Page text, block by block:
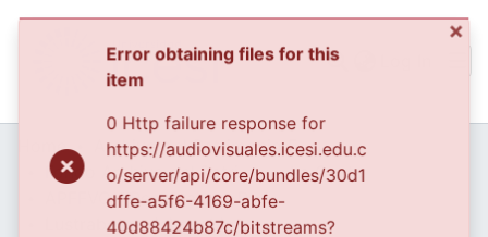
All of DSpace
Statistics
Home
Archivo del Patrimonio Fotográfico y Fílmico del Valle del Cauca
Fondo Archivo del Patrimonio Fotográfico y Fílmico del Valle del Cauca
La Gente
APFFVC - Personajes - Patrimonial
Lustrabotas del pueblo
0 Http failure response for
https://audiovisuales.icesi.edu.c
o/server/api/core/bundles/30d1
dffe-a5f6-4169-abfe-
40d88424b87c/bitstreams?
page=0&size=20: 0 Unknown